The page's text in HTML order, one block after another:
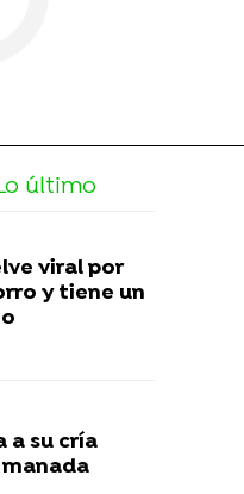
último
viral por
y tiene un
a su cría